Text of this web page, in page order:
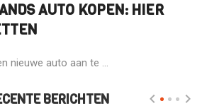
AUTO KOPEN: HIER
nieuwe auto aan te ...
BERICHTEN